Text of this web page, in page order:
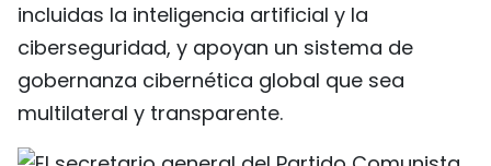
incluidas la inteligencia artificial y la
ciberseguridad, y apoyan un sistema de
gobernanza cibernética global que sea
multilateral y transparente.